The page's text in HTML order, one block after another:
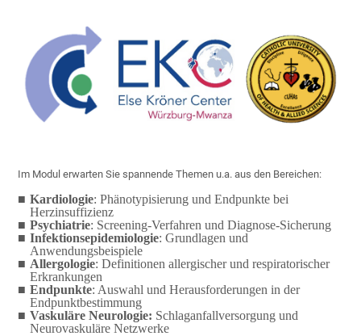
Im Modul erwarten Sie spannende Themen u.a. aus den Bereichen:
Kardiologie: Phänotypisierung und Endpunkte bei
Herzinsuffizienz
Psychiatrie: Screening-Verfahren und Diagnose-Sicherung
Infektionsepidemiologie: Grundlagen und
Anwendungsbeispiele
Allergologie: Definitionen allergischer und respiratorischer
Erkrankungen
Endpunkte: Auswahl und Herausforderungen in der
Endpunktbestimmung
Vaskuläre Neurologie: Schlaganfallversorgung und
Neurovaskuläre Netzwerke